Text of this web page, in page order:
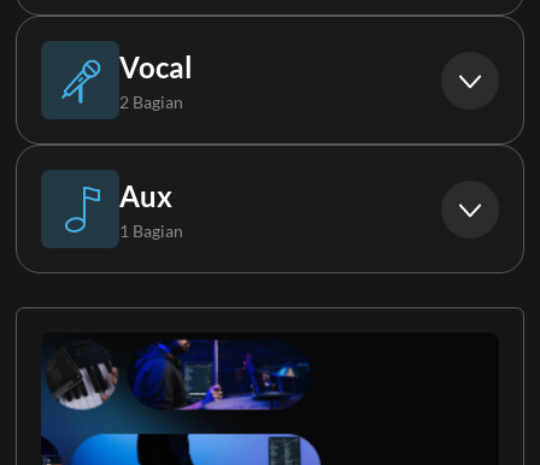
Gitar Elektrik 1
Gitar Elektrik 2
Piano
Organ
Vocal
2 Bagian
Backing Vocals
Aux
1 Bagian